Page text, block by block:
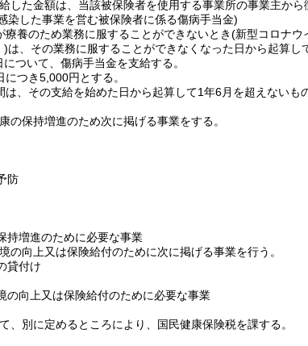
した金額は、当該被保険者を使用する事業所の事業主から
染した事業を営む被保険者に係る傷病手当金)
療養のため業務に服することができないとき(新型コロナウ
)は、その業務に服することができなくなった日から起算
ついて、傷病手当金を支給する。
つき5,000円とする。
、その支給を始めた日から起算して1年6月を超えないも
の保持増進のため次に掲げる事業をする。
防
持増進のために必要な事業
の向上又は保険給付のために次に掲げる事業を行う。
貸付け
の向上又は保険給付のために必要な事業
、別に定めるところにより、国民健康保険税を課する。